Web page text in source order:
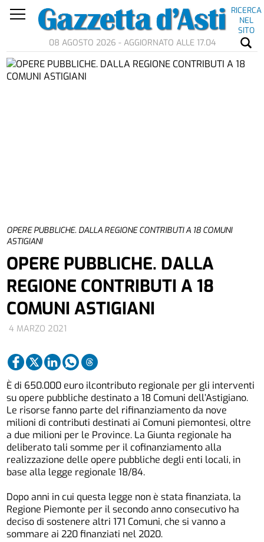
RICERCA
NEL
SITO
08 AGOSTO 2026 - AGGIORNATO ALLE 17.04
OPERE PUBBLICHE. DALLA REGIONE CONTRIBUTI A 18 COMUNI
ASTIGIANI
4 MARZO 2021
OPERE PUBBLICHE. DALLA
REGIONE CONTRIBUTI A 18
COMUNI ASTIGIANI
È di 650.000 euro ilcontributo regionale per gli interventi
su opere pubbliche destinato a 18 Comuni dell’Astigiano.
Le risorse fanno parte del rifinanziamento da nove
milioni di contributi destinati ai Comuni piemontesi, oltre
a due milioni per le Province. La Giunta regionale ha
deliberato tali somme per il cofinanziamento alla
realizzazione delle opere pubbliche degli enti locali, in
base alla legge regionale 18/84.
Dopo anni in cui questa legge non è stata finanziata, la
Regione Piemonte per il secondo anno consecutivo ha
deciso di sostenere altri 171 Comuni, che si vanno a
sommare ai 220 finanziati nel 2020.